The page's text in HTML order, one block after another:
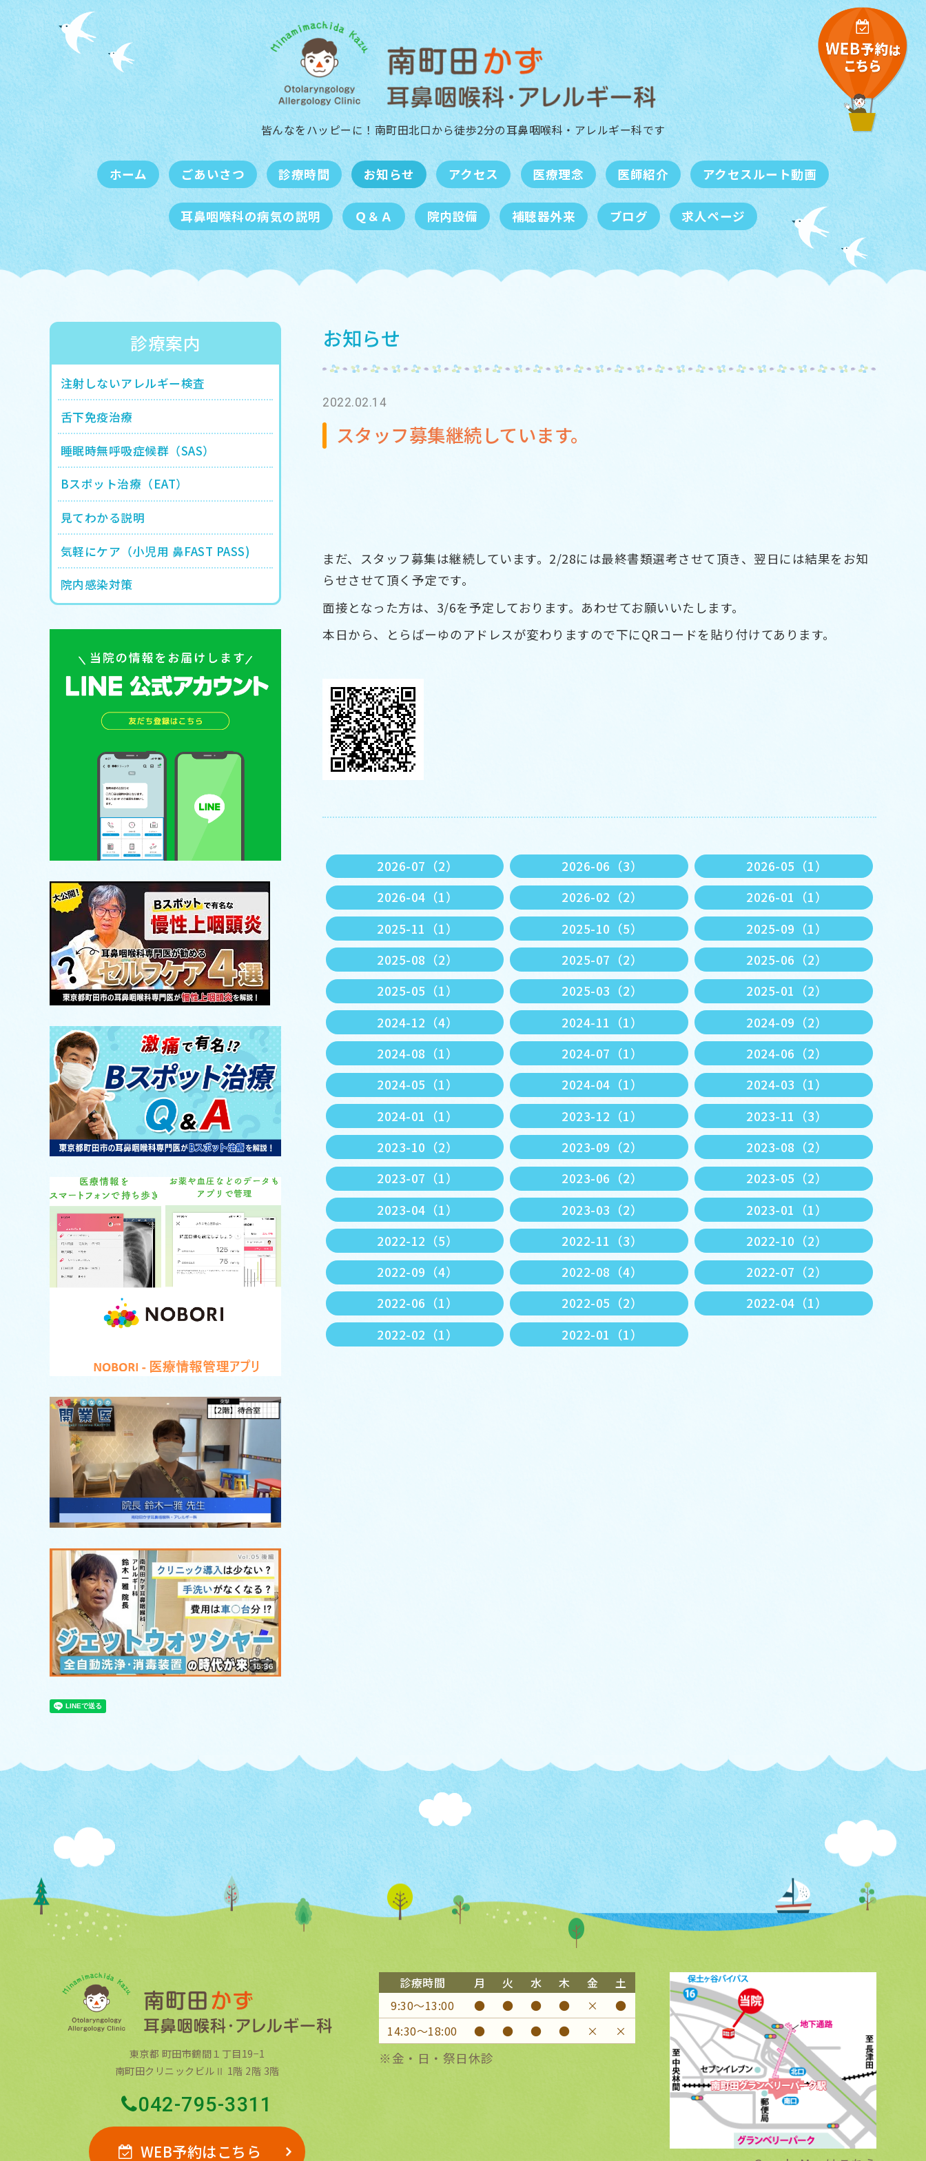
皆んなをハッピーに！南町田北口から徒歩2分の耳鼻咽喉科・アレルギー科です
ホーム ごあいさつ 診療時間 お知らせ アクセス 医療理念 医師紹介 アクセスルート動画
耳鼻咽喉科の病気の説明 Ｑ＆Ａ 院内設備 補聴器外来 ブログ 求人ページ
お知らせ
2022.02.14
スタッフ募集継続しています。
まだ、スタッフ募集は継続しています。2/28には最終書類選考させて頂き、翌日には結果をお知
らせさせて頂く予定です。
面接となった方は、3/6を予定しております。あわせてお願いいたします。
本日から、とらばーゆのアドレスが変わりますので下にQRコードを貼り付けてあります。
2026-07（2） 2026-06（3）
2026-05（1）
2026-04（1）
2026-02（2）
2026-01（1）
2025-11（1）
2025-10（5）
2025-09（1）
2025-08（2）
2025-07（2）
2025-06（2）
2025-05（1）
2025-03（2）
2025-01（2）
2024-12（4）
2024-11（1）
2024-09（2）
2024-08（1）
2024-07（1）
2024-06（2）
2024-05（1）
2024-04（1）
2024-03（1）
2024-01（1）
2023-12（1）
2023-11（3）
2023-10（2）
2023-09（2）
2023-08（2）
2023-07（1）
2023-06（2）
2023-05（2）
2023-04（1）
2023-03（2）
2023-01（1）
2022-12（5）
2022-11（3）
2022-10（2）
2022-09（4）
2022-08（4）
2022-07（2）
2022-06（1）
2022-05（2）
2022-04（1）
2022-02（1）
2022-01（1）
診療案内
注射しないアレルギー検査
舌下免疫治療
睡眠時無呼吸症候群（SAS）
Bスポット治療（EAT）
見てわかる説明
気軽にケア（小児用 鼻FAST PASS)
院内感染対策
東京都 町田市鶴間１丁目19−1
南町田クリニックビルⅡ 1階 2階 3階
042-795-3311
WEB予約はこちら
診療時間 月 火 水 木 金
土
9:30〜13:00
● ● ● ● ×
●
14:30〜18:00
● ● ● ● × ×
※金・日・祭日休診